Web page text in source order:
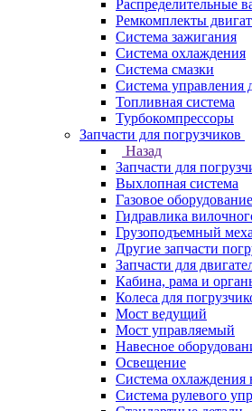
Распределительные
Ремкомплекты
Система зажигания
Система охлаждения
Система смазки
Система управления
Топливная система
Турбокомпрессоры
Запчасти для погрузчиков
Назад
Запчасти для
Выхлопная система
Газовое оборудование
Гидравлика
Грузоподъемный
Другие запчасти
Запчасти для
Кабина, рама и
Колеса для
Мост ведущий
Мост управляемый
Навесное
Освещение
Система охлаждения
Система рулевого